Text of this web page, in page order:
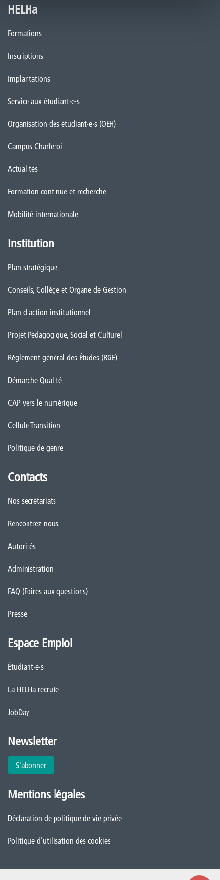
HELHa
Formations
Inscriptions
Implantations
Service aux étudiant·e·s
Organisation des étudiant·e·s (OEH)
Campus Charleroi
Actualités
Formation continue et recherche
Mobilité internationale
Institution
Plan stratégique
Conseils, Collège et Organe de Gestion
Plan d'action institutionnel
Projet Pédagogique, Social et Culturel
Règlement général des Études (RGE)
Démarche Qualité
CAP vers le numérique
Cellule Transition
Politique de genre
Contacts
Nos secrétariats
Rencontrez-nous
Autorités
Administration
FAQ (Foires aux questions)
Presse
Espace Emploi
Étudiant·e·s
La HELHa recrute
JobDay
Newsletter
S'abonner
Mentions légales
Déclaration de politique de vie privée
Politique d'utilisation des cookies